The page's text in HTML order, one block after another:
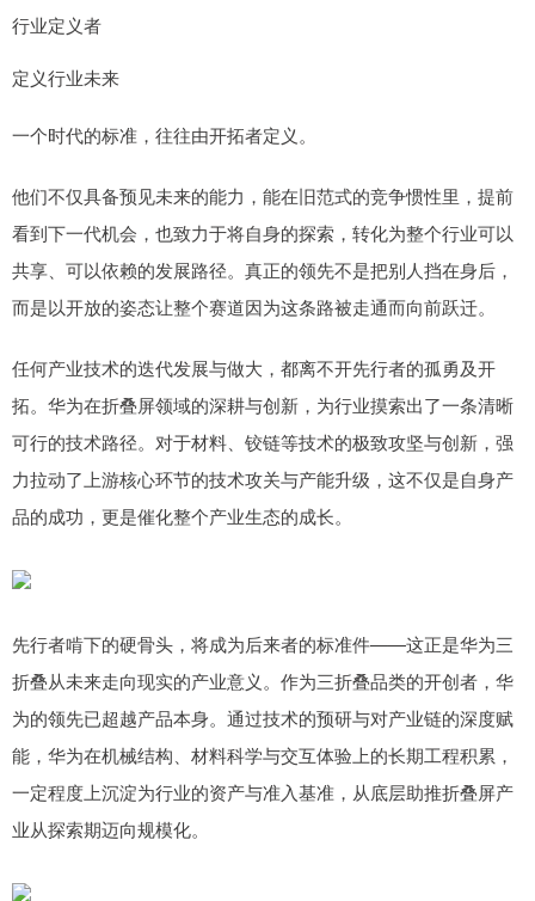
行业定义者
定义行业未来
一个时代的标准，往往由开拓者定义。
他们不仅具备预见未来的能力，能在旧范式的竞争惯性里，提前
看到下一代机会，也致力于将自身的探索，转化为整个行业可以
共享、可以依赖的发展路径。真正的领先不是把别人挡在身后，
而是以开放的姿态让整个赛道因为这条路被走通而向前跃迁。
任何产业技术的迭代发展与做大，都离不开先行者的孤勇及开
拓。华为在折叠屏领域的深耕与创新，为行业摸索出了一条清晰
可行的技术路径。对于材料、铰链等技术的极致攻坚与创新，强
力拉动了上游核心环节的技术攻关与产能升级，这不仅是自身产
品的成功，更是催化整个产业生态的成长。
先行者啃下的硬骨头，将成为后来者的标准件——这正是华为三
折叠从未来走向现实的产业意义。作为三折叠品类的开创者，华
为的领先已超越产品本身。通过技术的预研与对产业链的深度赋
能，华为在机械结构、材料科学与交互体验上的长期工程积累，
一定程度上沉淀为行业的资产与准入基准，从底层助推折叠屏产
业从探索期迈向规模化。